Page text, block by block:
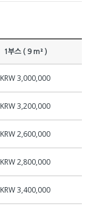
1부스 ( 9 m² )
KRW 3,000,000
KRW 3,200,000
KRW 2,600,000
KRW 2,800,000
KRW 3,400,000